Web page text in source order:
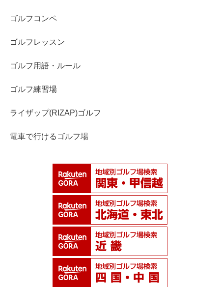
ゴルフコンペ
ゴルフレッスン
ゴルフ用語・ルール
ゴルフ練習場
ライザップ(RIZAP)ゴルフ
電車で行けるゴルフ場